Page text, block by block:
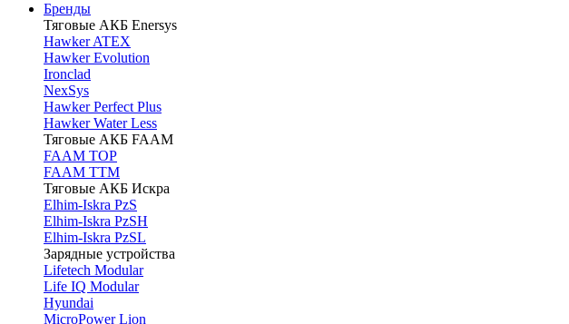
Бренды
Тяговые АКБ Enersys
Hawker ATEX
Hawker Evolution
Ironclad
NexSys
Hawker Perfect Plus
Hawker Water Less
Тяговые АКБ FAAM
FAAM TOP
FAAM TTM
Тяговые АКБ Искра
Elhim-Iskra PzS
Elhim-Iskra PzSH
Elhim-Iskra PzSL
Зарядные устройства
Lifetech Modular
Life IQ Modular
Hyundai
MicroPower Lion